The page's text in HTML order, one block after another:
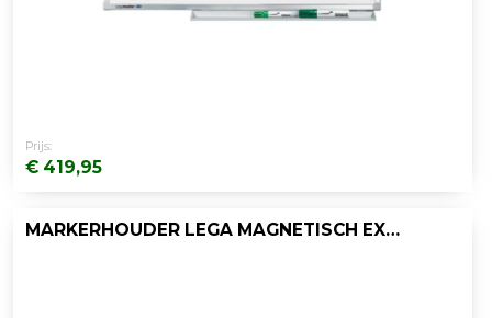
Prijs:
€ 419,95
MARKERHOUDER LEGA MAGNETISCH EXCL.WISSER